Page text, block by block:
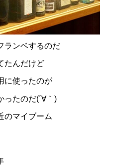
ランベするのだ
たんだけど
に使ったのが
ったのだ(´∀｀)
のマイブーム